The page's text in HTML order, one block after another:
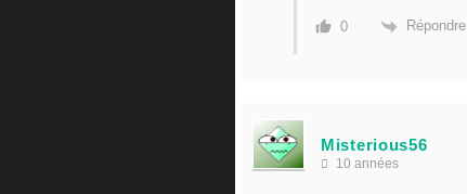
0 Répondre
Misterious56
10 années